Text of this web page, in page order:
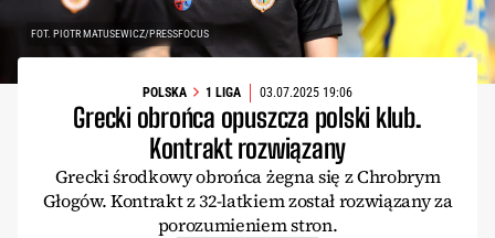
FOT. PIOTR MATUSEWICZ/PRESSFOCUS
POLSKA 1 LIGA 03.07.2025 19:06
Grecki obrońca opuszcza polski klub.
Kontrakt rozwiązany
Grecki środkowy obrońca żegna się z Chrobrym
Głogów. Kontrakt z 32-latkiem został rozwiązany za
porozumieniem stron.